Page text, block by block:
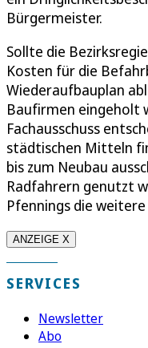
Bürgermeister.
Sollte die
Kosten für die
Wiederaufbauplan
Baufirmen eingeholt
Fachausschuss
städtischen Mitteln
bis zum Neubau
Radfahrern genutzt
Pfennings die
ANZEIGE X
SERVICES
Newsletter
Abo